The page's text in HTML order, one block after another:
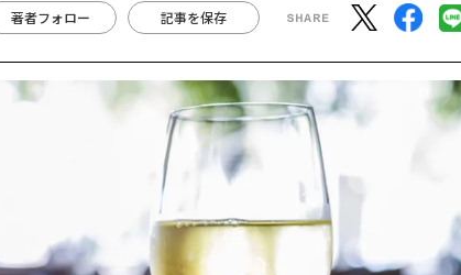
著者フォロー 記事を保存